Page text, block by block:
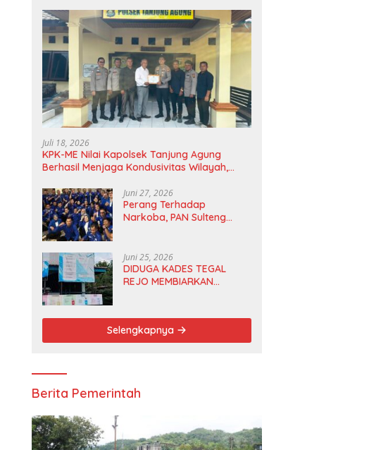
Juli 18, 2026
KPK-ME Nilai Kapolsek Tanjung Agung
Berhasil Menjaga Kondusivitas Wilayah,
Langsung
Juni 27, 2026
Perang Terhadap
Narkoba, PAN Sulteng
DPD
Juni 25, 2026
DIDUGA KADES TEGAL
REJO MEMBIARKAN
Selengkapnya
Berita Pemerintah